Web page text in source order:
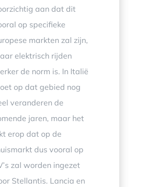
aan dat dit
op specifieke
markten zal zijn,
elektrisch rijden
de norm is. In Italië
op dat gebied nog
veranderen de
jaren, maar het
erop dat op de
dus vooral op
zal worden ingezet
Stellantis. Lancia en